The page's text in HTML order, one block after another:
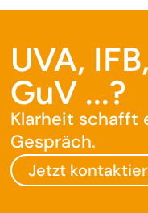
UVA,
GuV ...?
Klarheit schafft
Gespräch.
Jetzt